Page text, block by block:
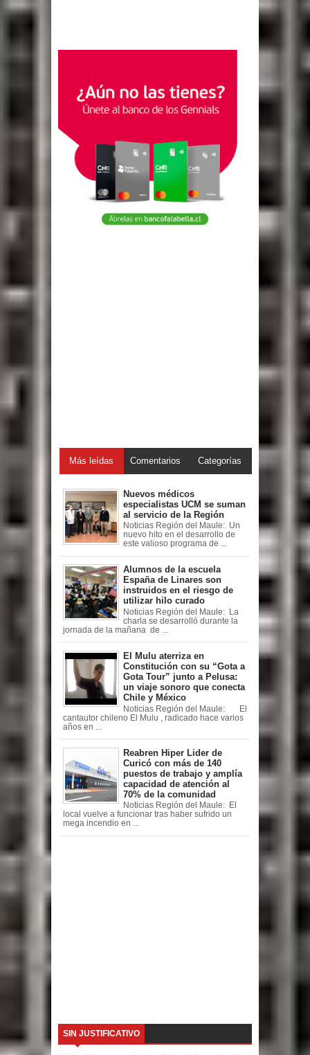
Más leídas Comentarios Categorías
Nuevos médicos
especialistas UCM se suman
al servicio de la Región
Noticias Región del Maule: Un
nuevo hito en el desarrollo de
este valioso programa de ...
Alumnos de la escuela
España de Linares son
instruidos en el riesgo de
utilizar hilo curado
Noticias Región del Maule: La
charla se desarrolló durante la
jornada de la mañana de ...
El Mulu aterriza en
Constitución con su “Gota a
Gota Tour” junto a Pelusa:
un viaje sonoro que conecta
Chile y México
Noticias Región del Maule: El
cantautor chileno El Mulu , radicado hace varios
años en ...
Reabren Hiper Lider de
Curicó con más de 140
puestos de trabajo y amplía
capacidad de atención al
70% de la comunidad
Noticias Región del Maule: El
local vuelve a funcionar tras haber sufrido un
mega incendio en ...
SIN JUSTIFICATIVO